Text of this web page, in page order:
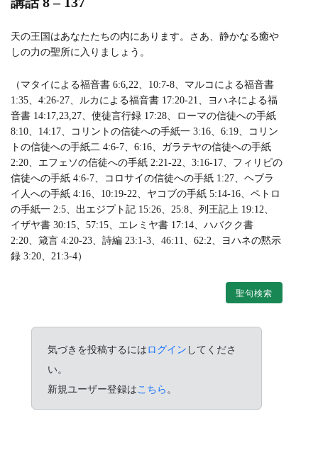
天の王国はあなたたちの内にあります。さあ、静かなる癒や
しの力の聖所に入りましょう。
（マタイによる福音書 6:6,22、10:7-8、マルコによる福音書
1:35、4:26-27、ルカによる福音書 17:20-21、ヨハネによる福
音書 14:17,23,27、使徒言行録 17:28、ローマの信徒への手紙
8:10、14:17、コリントの信徒への手紙一 3:16、6:19、コリン
トの信徒への手紙二 4:6-7、6:16、ガラテヤの信徒への手紙
2:20、エフェソの信徒への手紙 2:21-22、3:16-17、フィリピの
信徒への手紙 4:6-7、コロサイの信徒への手紙 1:27、ヘブラ
イ人への手紙 4:16、10:19-22、ヤコブの手紙 5:14-16、ペトロ
の手紙一 2:5、出エジプト記 15:26、25:8、列王記上 19:12、
イザヤ書 30:15、57:15、エレミヤ書 17:14、ハバクク書
2:20、箴言 4:20-23、詩編 23:1-3、46:11、62:2、ヨハネの黙示
録 3:20、21:3-4）
聖句検索
気づきを投稿するにはログイン してくださ
い。
新規ユーザー登録はこちら 。